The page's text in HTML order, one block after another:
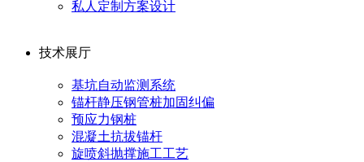
私人定制方案设计
技术展厅
基坑自动监测系统
锚杆静压钢管桩加固纠偏
预应力钢桩
混凝土抗拔锚杆
旋喷斜抛撑施工工艺